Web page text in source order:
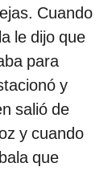
Cuando
le dijo que
para
y
salió de
y cuando
que